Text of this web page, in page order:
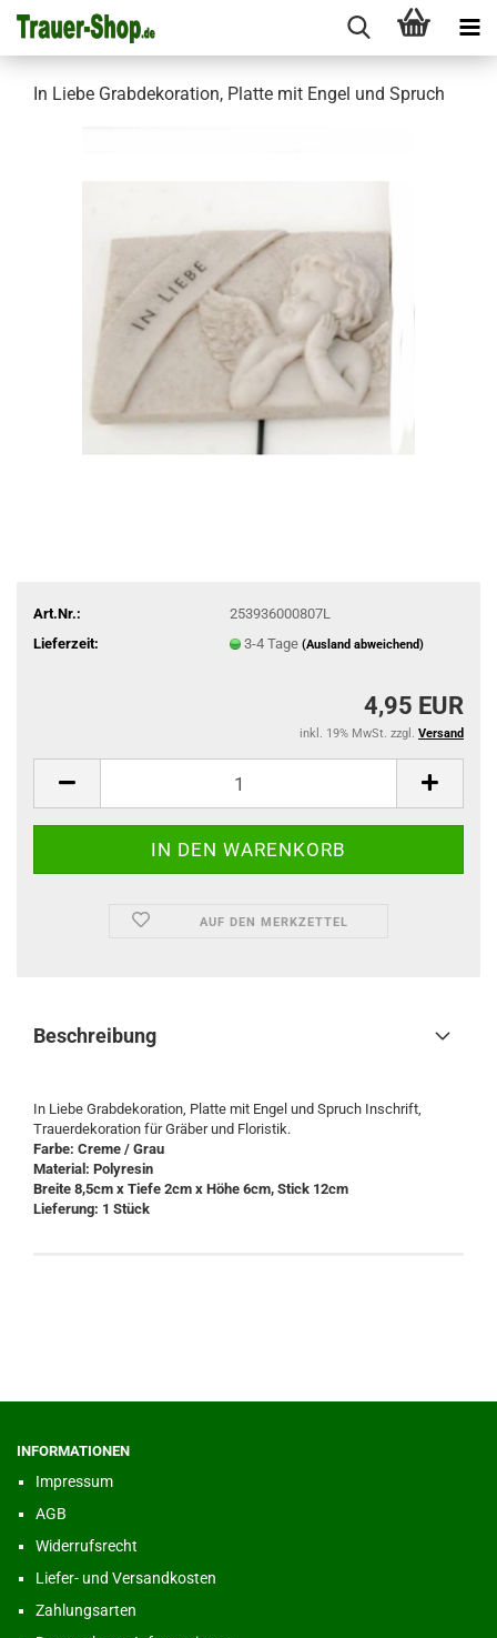
In Liebe Grabdekoration, Platte mit Engel und Spruch
Art.Nr.:
253936000807L
Lieferzeit:
3-4 Tage (Ausland abweichend)
4,95 EUR
inkl. 19% MwSt. zzgl. Versand
AUF DEN MERKZETTEL
Beschreibung
In Liebe Grabdekoration, Platte mit Engel und Spruch Inschrift,
Trauerdekoration für Gräber und Floristik.
Farbe: Creme / Grau
Material: Polyresin
Breite 8,5cm x Tiefe 2cm x Höhe 6cm, Stick 12cm
Lieferung: 1 Stück
INFORMATIONEN
Impressum
AGB
Widerrufsrecht
Liefer- und Versandkosten
Zahlungsarten